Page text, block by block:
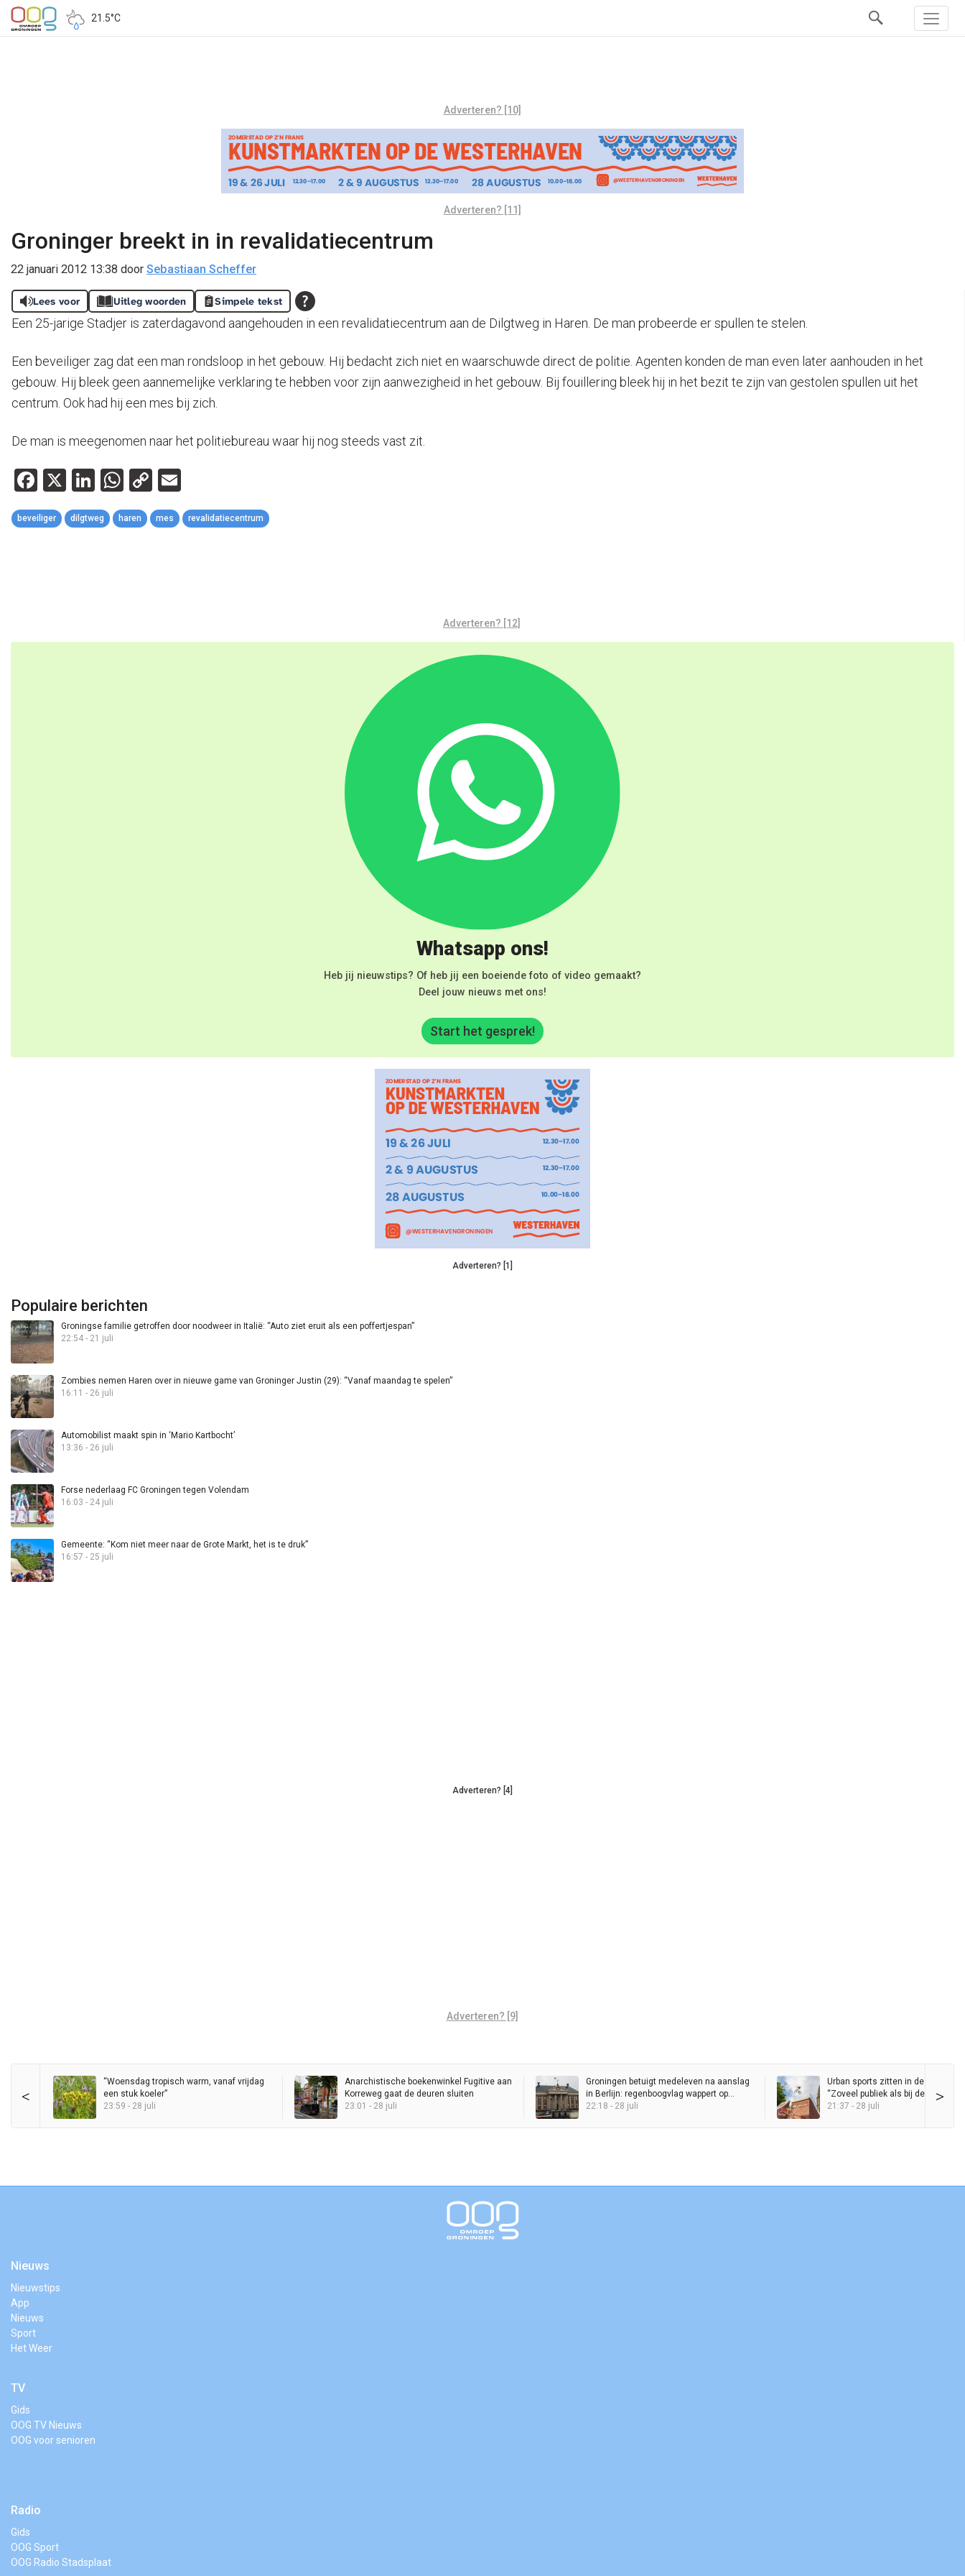
21.5°C
Adverteren? [10]
Adverteren? [11]
Groninger breekt in in revalidatiecentrum
22 januari 2012 13:38 door Sebastiaan Scheffer
Lees voor Uitleg woorden Simpele tekst
Een 25-jarige Stadjer is zaterdagavond aangehouden in een revalidatiecentrum aan de Dilgtweg in Haren. De man probeerde er spullen te stelen.
Een beveiliger zag dat een man rondsloop in het gebouw. Hij bedacht zich niet en waarschuwde direct de politie. Agenten konden de man even later aanhouden in het
gebouw. Hij bleek geen aannemelijke verklaring te hebben voor zijn aanwezigheid in het gebouw. Bij fouillering bleek hij in het bezit te zijn van gestolen spullen uit het
centrum. Ook had hij een mes bij zich.
De man is meegenomen naar het politiebureau waar hij nog steeds vast zit.
Facebook
X LinkedIn
WhatsApp
Copy
Link
beveiliger dilgtweg haren mes revalidatiecentrum
Adverteren? [12]
Whatsapp ons!
Heb jij nieuwstips? Of heb jij een boeiende foto of video gemaakt?
Deel jouw nieuws met ons!
Start het gesprek!
Adverteren? [1]
Populaire berichten
Groningse familie getroffen door noodweer in Italië: “Auto ziet eruit als een poffertjespan”
22:54 - 21 juli
Zombies nemen Haren over in nieuwe game van Groninger Justin (29): “Vanaf maandag te spelen”
16:11 - 26 juli
Automobilist maakt spin in ‘Mario Kartbocht’
13:36 - 26 juli
Forse nederlaag FC Groningen tegen Volendam
16:03 - 24 juli
Gemeente: “Kom niet meer naar de Grote Markt, het is te druk”
16:57 - 25 juli
Adverteren? [4]
Adverteren? [9]
< >
“Woensdag tropisch warm, vanaf vrijdag
een stuk koeler”
23:59 - 28 juli
Anarchistische boekenwinkel Fugitive aan
Korreweg gaat de deuren sluiten
23:01 - 28 juli
Groningen betuigt medeleven na aanslag
in Berlijn: regenboogvlag wappert op
Stadhuis
22:18 - 28 juli
Urban sports zitten in de lift in
“Zoveel publiek als bij de Red Bull
Ride heb ik nog nooit op de Grote
21:37 - 28 juli
Nieuws
Nieuwstips
App
Nieuws
Sport
Het Weer
TV
Gids
OOG TV Nieuws
OOG voor senioren
Radio
Gids
OOG Sport
OOG Radio Stadsplaat